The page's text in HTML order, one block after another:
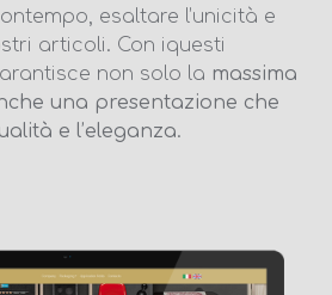
esaltare l’unicità e
articoli. Con iquesti
non solo la massima
una presentazione che
e l’eleganza.